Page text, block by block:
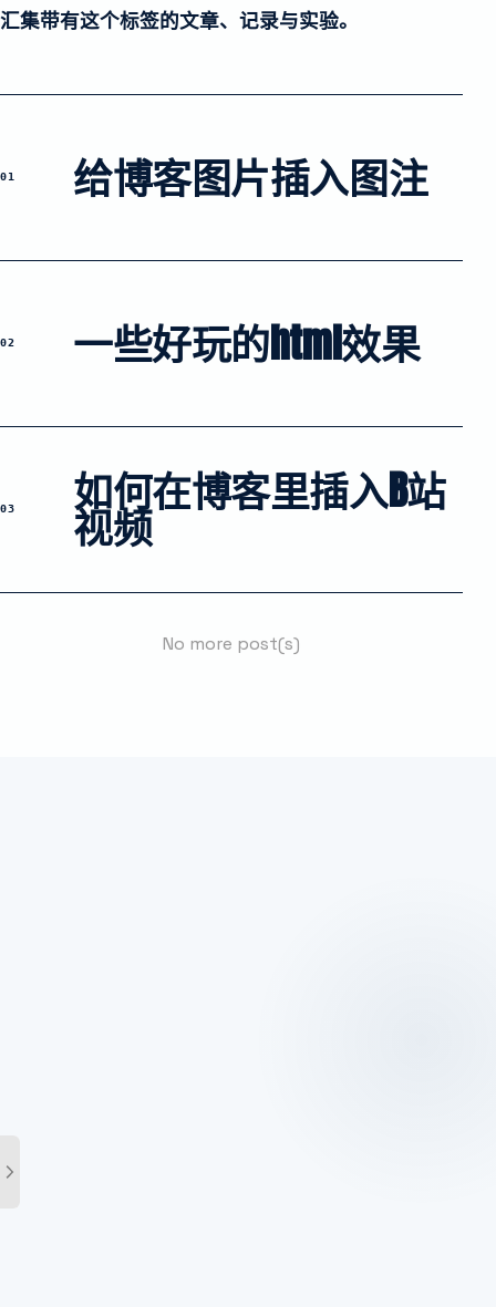
汇集带有这个标签的文章、记录与实验。
01 给博客图片插入图注
02 一些好玩的html效果
03 如何在博客里插入B站
视频
No more post(s)